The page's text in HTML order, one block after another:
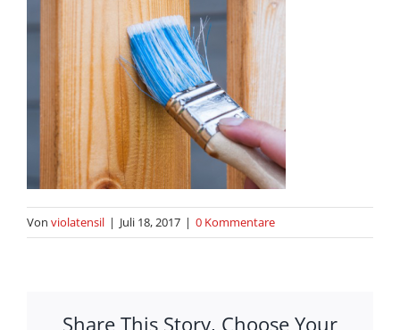
Von violatensil | Juli 18, 2017 | 0 Kommentare
Share This Story, Choose Your